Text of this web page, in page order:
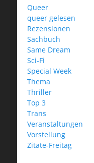
Queer
queer gelesen
Rezensionen
Sachbuch
Same Dream
Sci-Fi
Special Week
Thema
Thriller
Top 3
Trans
Veranstaltungen
Vorstellung
Zitate-Freitag